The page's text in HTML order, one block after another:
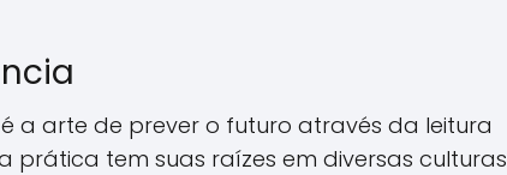
a arte de prever o futuro através da leitura
prática tem suas raízes em diversas culturas